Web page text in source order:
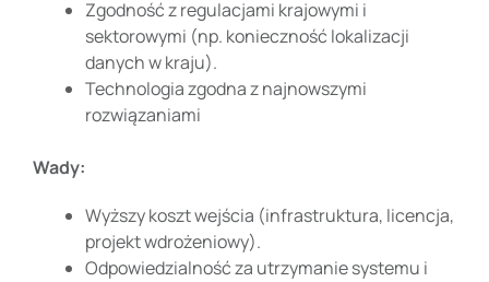
Zgodność z regulacjami krajowymi i
sektorowymi (np. konieczność lokalizacji
danych w kraju).
Technologia zgodna z najnowszymi
rozwiązaniami
Wady:
Wyższy koszt wejścia (infrastruktura, licencja,
projekt wdrożeniowy).
Odpowiedzialność za utrzymanie systemu i